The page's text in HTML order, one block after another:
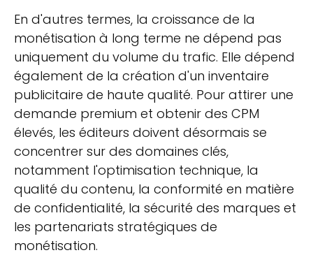
En d'autres termes, la croissance de la
monétisation à long terme ne dépend pas
uniquement du volume du trafic. Elle dépend
également de la création d'un inventaire
publicitaire de haute qualité. Pour attirer une
demande premium et obtenir des CPM
élevés, les éditeurs doivent désormais se
concentrer sur des domaines clés,
notamment l'optimisation technique, la
qualité du contenu, la conformité en matière
de confidentialité, la sécurité des marques et
les partenariats stratégiques de
monétisation.